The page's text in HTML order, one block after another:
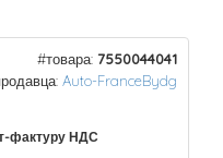
#товара: 7550044041
Auto-FranceBydg
фактуру НДС